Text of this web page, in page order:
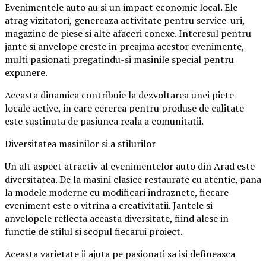
Evenimentele auto au si un impact economic local. Ele
atrag vizitatori, genereaza activitate pentru service-uri,
magazine de piese si alte afaceri conexe. Interesul pentru
jante si anvelope creste in preajma acestor evenimente,
multi pasionati pregatindu-si masinile special pentru
expunere.
Aceasta dinamica contribuie la dezvoltarea unei piete
locale active, in care cererea pentru produse de calitate
este sustinuta de pasiunea reala a comunitatii.
Diversitatea masinilor si a stilurilor
Un alt aspect atractiv al evenimentelor auto din Arad este
diversitatea. De la masini clasice restaurate cu atentie, pana
la modele moderne cu modificari indraznete, fiecare
eveniment este o vitrina a creativitatii. Jantele si
anvelopele reflecta aceasta diversitate, fiind alese in
functie de stilul si scopul fiecarui proiect.
Aceasta varietate ii ajuta pe pasionati sa isi defineasca